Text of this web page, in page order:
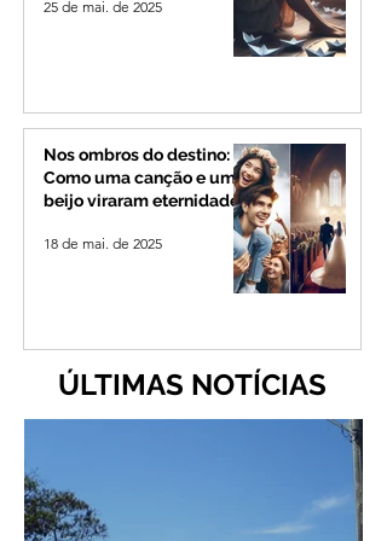
25 de mai. de 2025
Nos ombros do destino:
Como uma canção e um
beijo viraram eternidade
18 de mai. de 2025
ÚLTIMAS NOTÍCIAS